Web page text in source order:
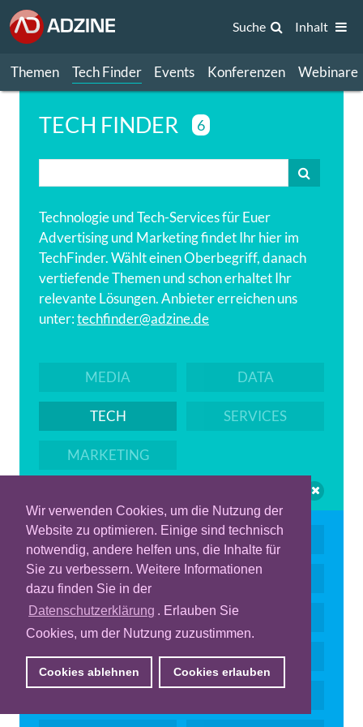
Wir verwenden Cookies, um die Nutzung der
Website zu optimieren. Einige sind technisch
notwendig, andere helfen uns, die Inhalte für
Sie zu verbessern. Weitere Informationen
dazu finden Sie in der
Datenschutzerklärung . Erlauben Sie
Cookies, um der Nutzung zuzustimmen.
Cookies ablehnen Cookies erlauben
Themen Tech Finder Events Konferenzen Webinare
Suche Inhalt
TECH FINDER 6
Technologie und Tech-Services für Euer
Advertising und Marketing findet Ihr hier im
TechFinder. Wählt einen Oberbegriff, danach
vertiefende Themen und schon erhaltet Ihr
relevante Lösungen. Anbieter erreichen uns
unter:techfinder@adzine.de
MEDIA DATA
TECH SERVICES
MARKETING
PROGRAMMATIC KI
DISPLAY ADS VIDEO & CTV
MEASUREMENT RETAIL MEDIA
ID AUDIO